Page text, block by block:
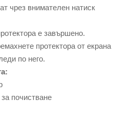
чрез внимателен натиск
е завършено.
протектора от екрана
по него.
почистване